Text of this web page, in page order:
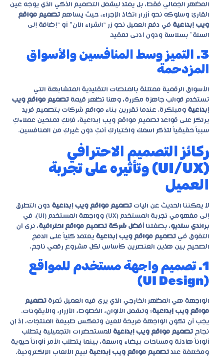
المظهر الجمالي فقط، بل يمتد ليشمل التصميم الذكي الذي يوجه عين
القارئ وسلوكه نحو أزرار اتخاذ الإجراء، حيث يساهم تصميم مواقع
ويب إبداعية في دفع العميل نحو زر “الشراء الآن” أو “إضافة إلى
السلة” بسلاسة ودون أدنى تعقيد.
3. التميز وسط المنافسين والأسواق
المزدحمة
الأسواق الرقمية ممتلئة بالمنصات التقليدية المتشابهة التي
تستخدم قوالب جاهزة مكررة، وهنا تظهر قيمة تصميم مواقع ويب
إبداعية ومبتكرة. عندما تقررين بناء مواقع شركات بتصميم فريد
يرتكز على قواعد تصميم مواقع ويب إبداعية، فإنكِ تمنحين عملاءكِ
سبباً حقيقياً لتذكر اسمكِ واختياركِ أنتِ دون غيركِ من المنافسين.
ركائز التصميم الاحترافي
(UI/UX) وتأثيره على تجربة
العميل
لا يمكننا الحديث عن آليات تصميم مواقع ويب إبداعية دون التطرق
إلى مفهومي تجربة المستخدم (UX) وواجهة المستخدم (UI). في
براندي ستديو، بصفتنا أفضل شركة تصميم مواقع احترافية، نرى أن
التفوق في تصميم مواقع ويب إبداعية يعتمد كلياً على الدمج
الصحيح بين هذين العنصرين كأساس لكل مشروع رقمي ناجح.
1. تصميم واجهة مستخدم للمواقع
(UI Design)
الواجهة هي المظهر الخارجي الذي يرى فيه العميل ثمرة تصميم
مواقع ويب إبداعية؛ وتشمل الألوان، الخطوط، الأزرار، والأيقونات.
يجب أن تكون الواجهة مريحة للعين وتعكس طبيعة المنتجات، إذ إن
نجاح تصميم مواقع ويب إبداعية للمستحضرات التجميلية يتطلب
ألواناً هادئة ومساحات بيضاء واسعة، بينما يتطلب الأمر ألواناً حيوية
ومختلفة عند تصميم مواقع ويب إبداعية لبيع الألعاب الإلكترونية.